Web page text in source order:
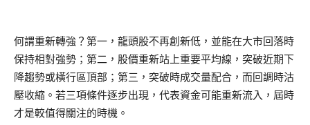
何謂重新轉強？第一，龍頭股不再創新低，並能在大市回落時
保持相對強勢；第二，股價重新站上重要平均線，突破近期下
降趨勢或橫行區頂部；第三，突破時成交量配合，而回調時沽
壓收縮。若三項條件逐步出現，代表資金可能重新流入，屆時
才是較值得關注的時機。